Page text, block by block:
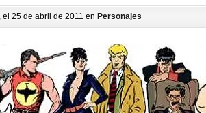
, el 25 de abril de 2011 en Personajes